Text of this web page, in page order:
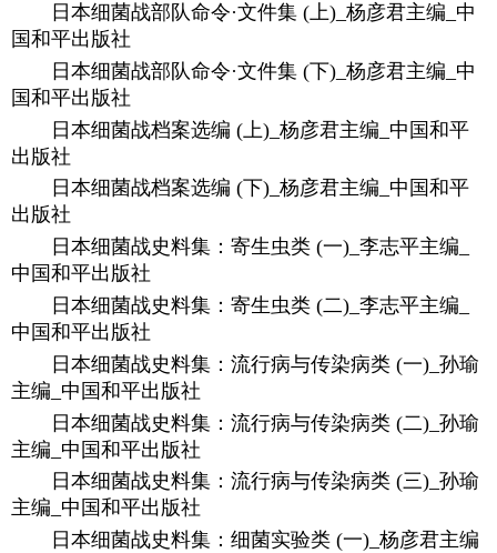
日本细菌战部队命令·文件集 (上)_杨彦君主编_中
国和平出版社
日本细菌战部队命令·文件集 (下)_杨彦君主编_中
国和平出版社
日本细菌战档案选编 (上)_杨彦君主编_中国和平
出版社
日本细菌战档案选编 (下)_杨彦君主编_中国和平
出版社
日本细菌战史料集：寄生虫类 (一)_李志平主编_
中国和平出版社
日本细菌战史料集：寄生虫类 (二)_李志平主编_
中国和平出版社
日本细菌战史料集：流行病与传染病类 (一)_孙瑜
主编_中国和平出版社
日本细菌战史料集：流行病与传染病类 (二)_孙瑜
主编_中国和平出版社
日本细菌战史料集：流行病与传染病类 (三)_孙瑜
主编_中国和平出版社
日本细菌战史料集：细菌实验类 (一)_杨彦君主编